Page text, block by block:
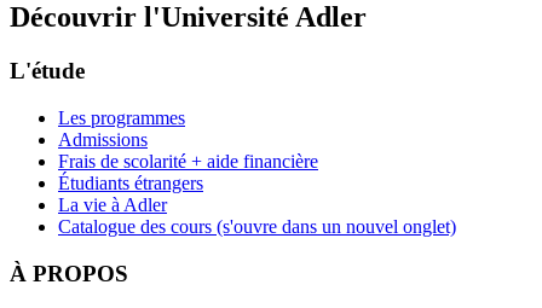
Découvrir l'Université Adler
L'étude
Les programmes
Admissions
Frais de scolarité + aide financière
Étudiants étrangers
La vie à Adler
Catalogue des cours (s'ouvre dans un nouvel onglet)
À PROPOS